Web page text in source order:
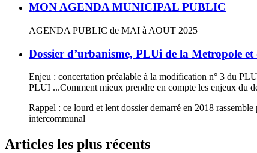
MON AGENDA MUNICIPAL PUBLIC
AGENDA PUBLIC de MAI à AOUT 2025
Dossier d’urbanisme, PLUi de la Metropole et
Enjeu : concertation préalable à la modification n° 3 du
PLUI ...Comment mieux prendre en compte les enjeux du
Rappel : ce lourd et lent dossier demarré en 2018
intercommunal
Articles les plus récents